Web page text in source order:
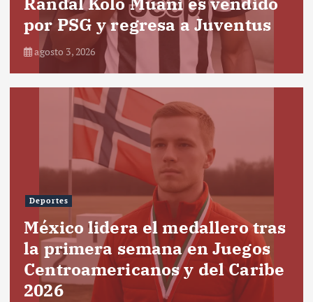
por PSG y regresa a Juventus
agosto 3, 2026
Deportes
México lidera el medallero tras
la primera semana en Juegos
Centroamericanos y del Caribe
2026